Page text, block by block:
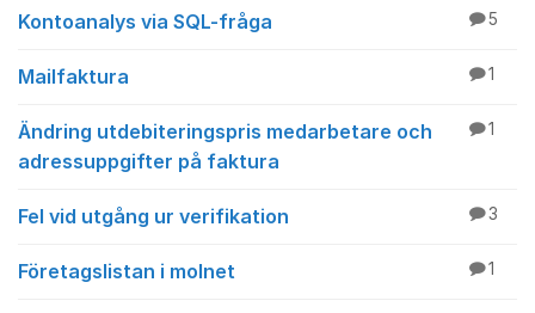
Kontoanalys via SQL-fråga 5
Mailfaktura 1
Ändring utdebiteringspris medarbetare och
adressuppgifter på faktura
1
Fel vid utgång ur verifikation 3
Företagslistan i molnet 1